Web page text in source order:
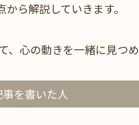
ら解説していきます。
、心の動きを一緒に見つ
事を書いた人